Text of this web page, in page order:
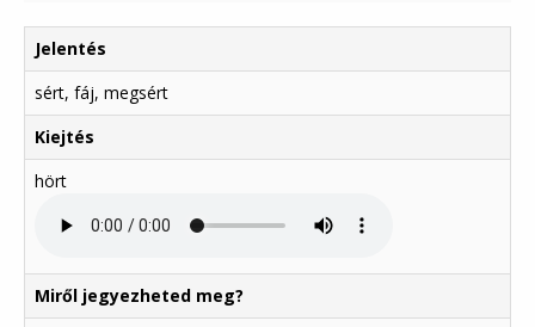
Jelentés
sért, fáj, megsért
Kiejtés
hört
Miről jegyezheted meg?